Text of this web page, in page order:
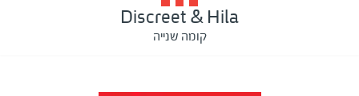
Discreet & Hila
קומה שנייה